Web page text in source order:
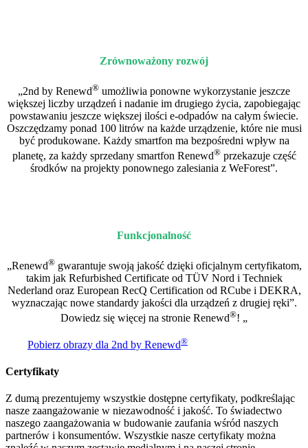
Zrównoważony rozwój
„2nd by Renewd® umożliwia ponowne wykorzystanie jeszcze
większej liczby urządzeń i nadanie im drugiego życia, zapobiegając
powstawaniu jeszcze większej ilości e-odpadów na całym świecie.
Oszczędzamy ponad 100 litrów na każde urządzenie, które nie musi
być produkowane. Każdy smartfon ma bezpośredni wpływ na
planetę, za każdy sprzedany smartfon Renewd®przekazuje część
środków na projekty ponownego zalesiania z WeForest”.
Funkcjonalność
„Renewd®gwarantuje swoją jakość dzięki oficjalnym certyfikatom,
takim jak Refurbished Certificate od TÜV Nord i Techniek
Nederland oraz European RecQ Certification od RCube i DEKRA,
wyznaczając nowe standardy jakości dla urządzeń z drugiej ręki”.
Dowiedz się więcej na stronie Renewd®! „
Pobierz obrazy dla 2nd by Renewd®
Certyfikaty
Z dumą prezentujemy wszystkie dostępne certyfikaty, podkreślając
nasze zaangażowanie w niezawodność i jakość. To świadectwo
naszego zaangażowania w budowanie zaufania wśród naszych
partnerów i konsumentów. Wszystkie nasze certyfikaty można